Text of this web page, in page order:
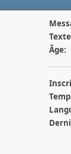
Âge: